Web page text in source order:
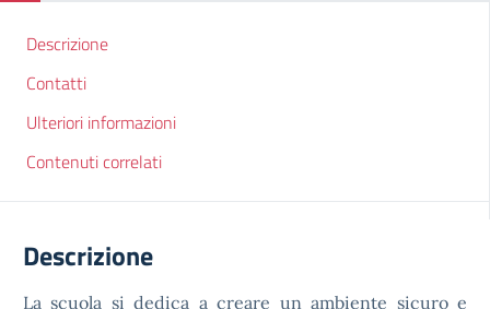
Descrizione
Contatti
Ulteriori informazioni
Contenuti correlati
Descrizione
La scuola si dedica a creare un ambiente sicuro e